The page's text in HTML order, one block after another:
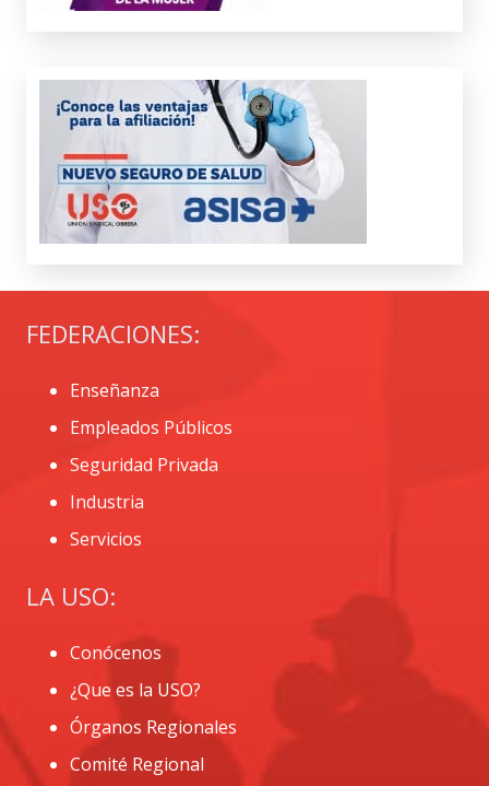
FEDERACIONES:
Enseñanza
Empleados Públicos
Seguridad Privada
Industria
Servicios
LA USO:
Conócenos
¿Que es la USO?
Órganos Regionales
Comité Regional